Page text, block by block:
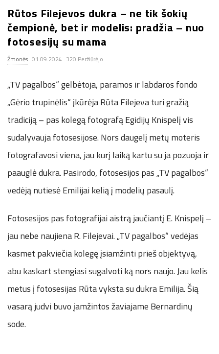
.
c
o
.
u
k
Rūtos Filejevos dukra – ne tik šokių
čempionė, bet ir modelis: pradžia – nuo
fotosesijų su mama
Žmonės 01.09.2024 320 Peržiūrėjo
„TV pagalbos“ gelbėtoja, paramos ir labdaros fondo
„Gėrio trupinėlis“ įkūrėja Rūta Filejeva turi gražią
tradiciją – pas kolegą fotografą Egidijų Knispelį vis
sudalyvauja fotosesijose. Nors daugelį metų moteris
fotografavosi viena, jau kurį laiką kartu su ja pozuoja ir
paauglė dukra. Pasirodo, fotosesijos pas „TV pagalbos“
vedėją nutiesė Emilijai kelią į modelių pasaulį.
Fotosesijos pas fotografijai aistrą jaučiantį E. Knispelį –
jau nebe naujiena R. Filejevai. „TV pagalbos“ vedėjas
kasmet pakviečia kolegę įsiamžinti prieš objektyvą,
abu kaskart stengiasi sugalvoti ką nors naujo. Jau kelis
metus į fotosesijas Rūta vyksta su dukra Emilija. Šią
vasarą judvi buvo įamžintos žaviajame Bernardinų
sode.